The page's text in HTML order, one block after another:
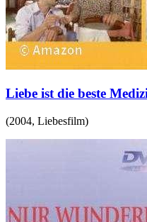
Liebe ist die beste
(2004, Liebesfilm)